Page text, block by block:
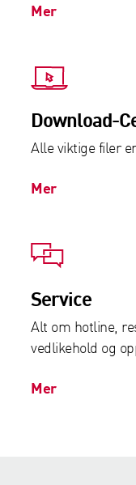
Mer
Download-
Alle viktige filer
Mer
Service
Alt om hotline,
vedlikehold og
Mer